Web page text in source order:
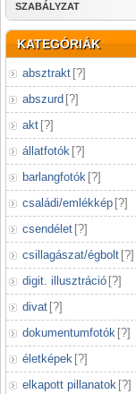
SZABÁLYZAT
KATEGÓRIÁK
absztrakt [?]
abszurd [?]
akt [?]
állatfotók [?]
barlangfotók [?]
családi/emlékkép [?]
csendélet [?]
csillagászat/égbolt [?]
digit. illusztráció [?]
divat [?]
dokumentumfotók [?]
életképek [?]
elkapott pillanatok [?]